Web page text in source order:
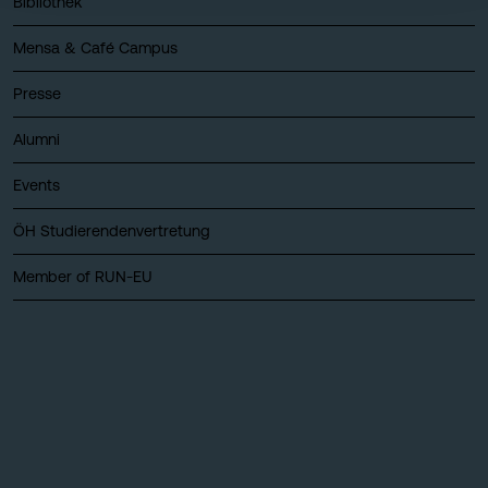
Mensa & Café Campus
Presse
Alumni
Events
ÖH Studierendenvertretung
Member of RUN-EU